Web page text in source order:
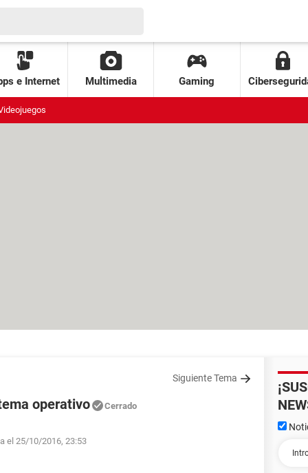
e Internet Multimedia Gaming
Siguiente Tema
operativo Cerrado
el 25/10/2016, 23:53